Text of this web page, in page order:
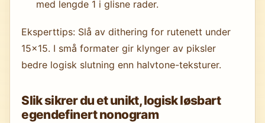
med lengde 1 i glisne rader.
Eksperttips: Slå av dithering for rutenett under
15×15. I små formater gir klynger av piksler
bedre logisk slutning enn halvtone-teksturer.
Slik sikrer du et unikt, logisk løsbart
egendefinert nonogram